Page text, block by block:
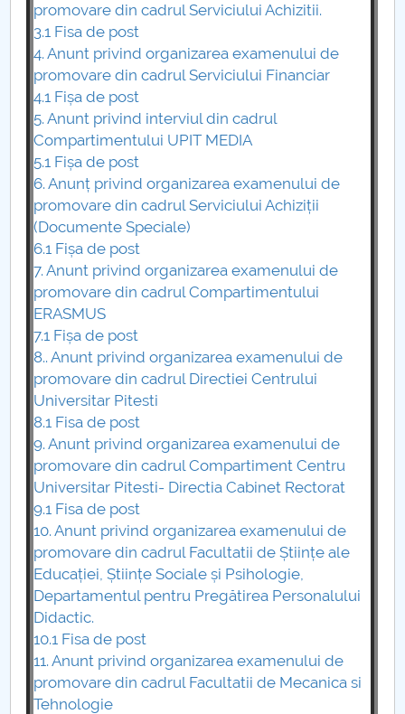
Facultăți
Studenți
Ghiduri pentru STUDENȚI
Relații Publice
Relații Internaționale
PNRR
Proiect PRIM STUD
Proiect SU-ETIC
Protecția datelor personale
UNIVERSITATE pentru comunitate
IOSUD/CSUD-Doctorate
Comisie de etica unversitară
Evenimente CUP
Accesibilitate pentru studenții cu dizabilități
Raportul Conducerii Centrului Universitar Pitești
privind implementarea Planului Operațional 2020-
2024
promovare din cadrul Serviciului Achizitii.
3.1 Fisa de post
4. Anunt privind organizarea examenului de
promovare din cadrul Serviciului Financiar
4.1 Fișa de post
5. Anunt privind interviul din cadrul
Compartimentului UPIT MEDIA
5.1 Fișa de post
6. Anunț privind organizarea examenului de
promovare din cadrul Serviciului Achiziții
(Documente Speciale)
6.1 Fișa de post
7. Anunt privind organizarea examenului de
promovare din cadrul Compartimentului
ERASMUS
7.1 Fișa de post
8.. Anunt privind organizarea examenului de
promovare din cadrul Directiei Centrului
Universitar Pitesti
8.1 Fisa de post
9. Anunt privind organizarea examenului de
promovare din cadrul Compartiment Centru
Universitar Pitesti- Directia Cabinet Rectorat
9.1 Fisa de post
10. Anunt privind organizarea examenului de
promovare din cadrul Facultatii de Științe ale
Educației, Științe Sociale și Psihologie,
Departamentul pentru Pregătirea Personalului
Didactic.
10.1 Fisa de post
11. Anunt privind organizarea examenului de
promovare din cadrul Facultatii de Mecanica si
Tehnologie